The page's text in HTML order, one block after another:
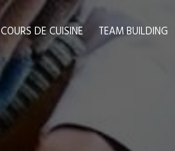
COURS DE CUISINE TEAM BUILDING